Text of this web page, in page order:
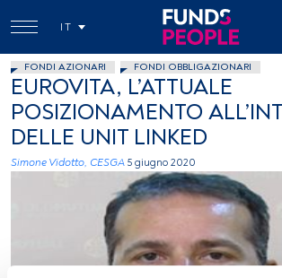
IT
FONDI AZIONARI FONDI OBBLIGAZIONARI
EUROVITA, L’ATTUALE
POSIZIONAMENTO
DELLE UNIT LINKED
Simone Vidotto, CESGA 5 giugno 2020